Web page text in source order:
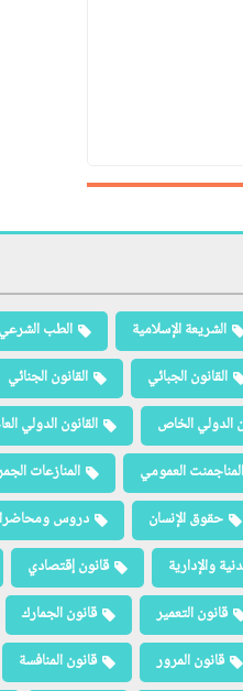
الشريعة الإسلامية الطب الشرعي
القانون الجبائي القانون الجنائي
الدولي الخاص القانون الدولي
المناجمنت العمومي المنازعات
حقوق الإنسان دروس
والإدارية قانون إقتصادي
قانون التعمير قانون الجمارك
قانون المرور قانون المنافسة